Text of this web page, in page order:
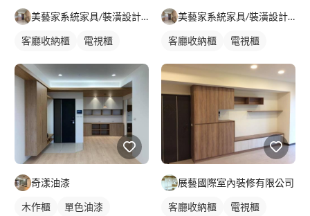
美藝家系統家具/裝潢設計/統包服務
客廳收納櫃 電視櫃
奇漾油漆
木作櫃 單色油漆
美藝家系統家具/裝潢設計/統包服務
客廳收納櫃 電視櫃
展藝國際室內裝修有限公司
客廳收納櫃 電視櫃